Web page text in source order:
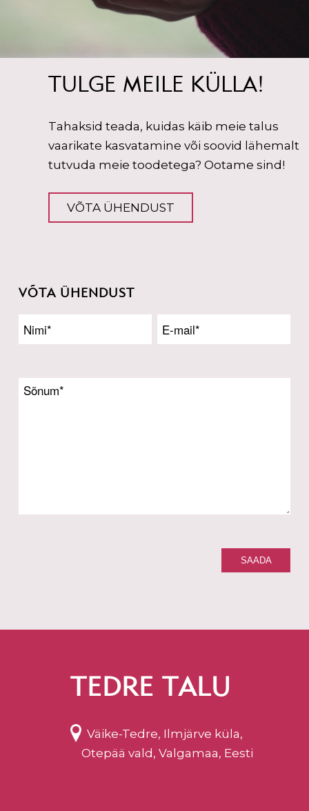
TULGE MEILE KÜLLA!
Tahaksid teada, kuidas käib meie talus
vaarikate kasvatamine või soovid lähemalt
tutvuda meie toodetega? Ootame sind!
VÕTA ÜHENDUST
TEDRE TALU
Väike-Tedre, Ilmjärve küla,
Otepää vald, Valgamaa, Eesti
VÕTA ÜHENDUST